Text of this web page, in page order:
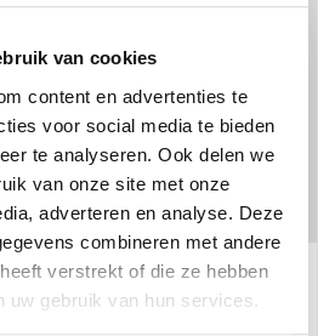
van cookies
content en advertenties te
voor social media te bieden
te analyseren. Ook delen we
van onze site met onze
adverteren en analyse. Deze
combineren met andere
verstrekt of die ze hebben
uw gebruik van hun services.